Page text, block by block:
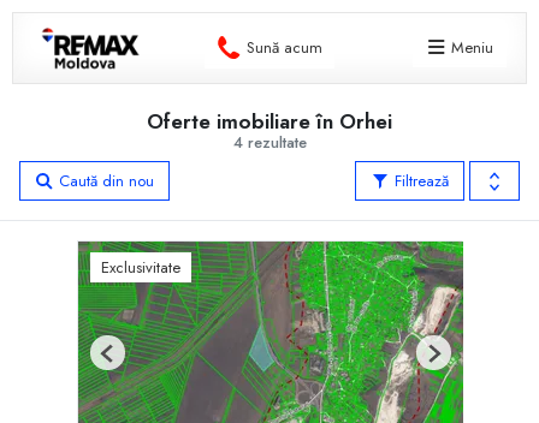
Sună acum Meniu
4 rezultate
Oferte imobiliare în Orhei
Filtrează
Caută din nou
Exclusivitate
Previous Next